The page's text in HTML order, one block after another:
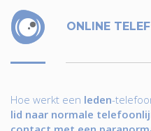
ONLINE
Hoe werkt een leden-
lid naar normale